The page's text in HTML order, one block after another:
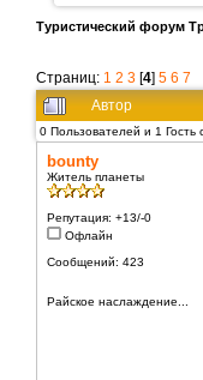
Туристический форум
Страниц: 1 2 3 [4] 5 6 7
Автор
0 Пользователей и 1 Гость
bounty
Житель планеты
Репутация: +13/-0
Офлайн
Сообщений: 423
Райское наслаждение...